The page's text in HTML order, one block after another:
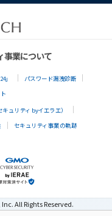
事業について
」
パスワード漏洩診断
ュリティ byイエラエ）
セキュリティ事業の軌跡
All Rights Reserved.